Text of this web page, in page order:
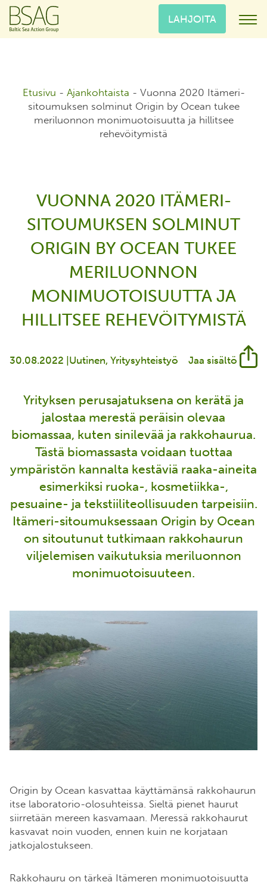
LAHJOITA
Etusivu - Ajankohtaista - Vuonna 2020 Itämeri-
sitoumuksen solminut Origin by Ocean tukee
meriluonnon monimuotoisuutta ja hillitsee
rehevöitymistä
VUONNA 2020 ITÄMERI-
SITOUMUKSEN SOLMINUT
ORIGIN BY OCEAN TUKEE
MERILUONNON
MONIMUOTOISUUTTA JA
HILLITSEE REHEVÖITYMISTÄ
30.08.2022 | Uutinen Yritysyhteistyö Jaa sisältö
Yrityksen perusajatuksena on kerätä ja
jalostaa merestä peräisin olevaa
biomassaa, kuten sinilevää ja rakkohaurua.
Tästä biomassasta voidaan tuottaa
ympäristön kannalta kestäviä raaka-aineita
esimerkiksi ruoka-, kosmetiikka-,
pesuaine- ja tekstiiliteollisuuden tarpeisiin.
Itämeri-sitoumuksessaan Origin by Ocean
on sitoutunut tutkimaan rakkohaurun
viljelemisen vaikutuksia meriluonnon
monimuotoisuuteen.
Origin by Ocean kasvattaa käyttämänsä rakkohaurun
itse laboratorio-olosuhteissa. Sieltä pienet haurut
siirretään mereen kasvamaan. Meressä rakkohaurut
kasvavat noin vuoden, ennen kuin ne korjataan
jatkojalostukseen.
Rakkohauru on tärkeä Itämeren monimuotoisuutta